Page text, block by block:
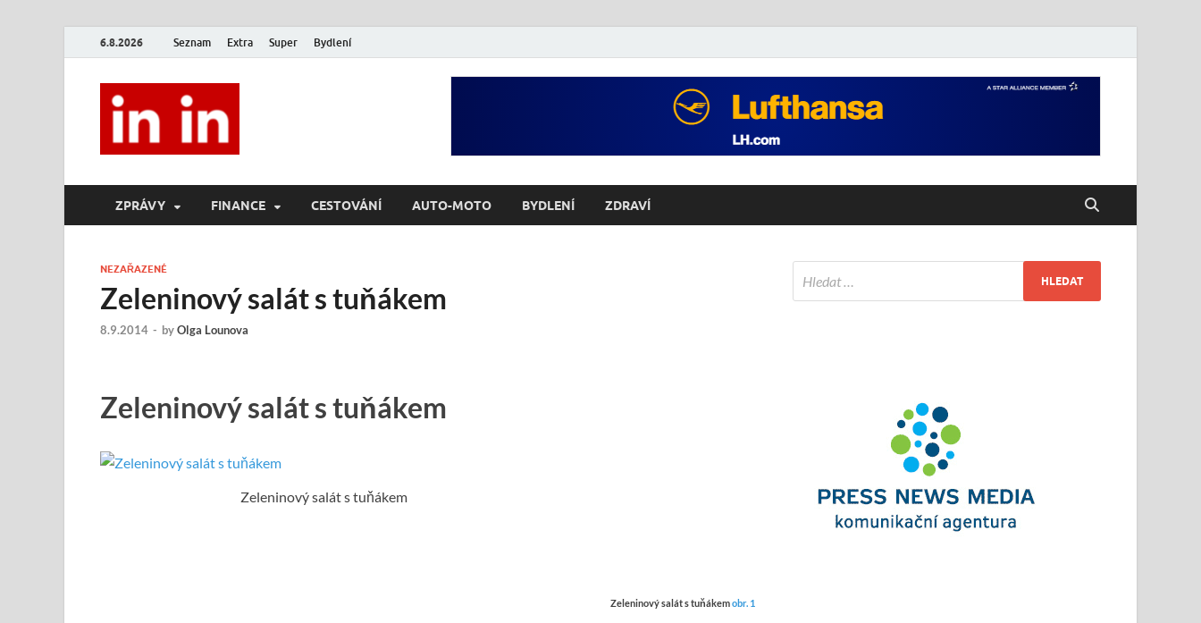
6.8.2026 Seznam Extra Super Bydlení
ZPRÁVY FINANCE CESTOVÁNÍ AUTO-MOTO BYDLENÍ ZDRAVÍ
NEZAŘAZENÉ
Zeleninový salát s tuňákem
8.9.2014 - byOlga Lounova
Zeleninový salát s tuňákem
Zeleninový salát s tuňákem
Zeleninový salát s tuňákemobr. 1